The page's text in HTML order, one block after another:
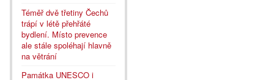
Téměř dvě třetiny Čechů
trápí v létě přehřáté
bydlení. Místo prevence
ale stále spoléhají hlavně
na větrání
Památka UNESCO i